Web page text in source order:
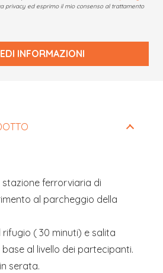
privacy ed esprimo il mio consenso al trattamento
INFORMAZIONI
ferrorviaria di
al parcheggio della
( 30 minuti) e salita
al livello dei partecipanti.
serata.